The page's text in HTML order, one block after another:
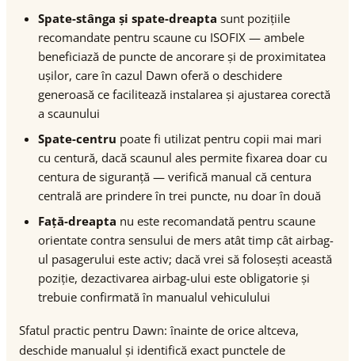
Spate-stânga și spate-dreapta sunt pozițiile
recomandate pentru scaune cu ISOFIX — ambele
beneficiază de puncte de ancorare și de proximitatea
ușilor, care în cazul Dawn oferă o deschidere
generoasă ce facilitează instalarea și ajustarea corectă
a scaunului
Spate-centru poate fi utilizat pentru copii mai mari
cu centură, dacă scaunul ales permite fixarea doar cu
centura de siguranță — verifică manual că centura
centrală are prindere în trei puncte, nu doar în două
Față-dreapta nu este recomandată pentru scaune
orientate contra sensului de mers atât timp cât airbag-
ul pasagerului este activ; dacă vrei să folosești această
poziție, dezactivarea airbag-ului este obligatorie și
trebuie confirmată în manualul vehiculului
Sfatul practic pentru Dawn: înainte de orice altceva,
deschide manualul și identifică exact punctele de